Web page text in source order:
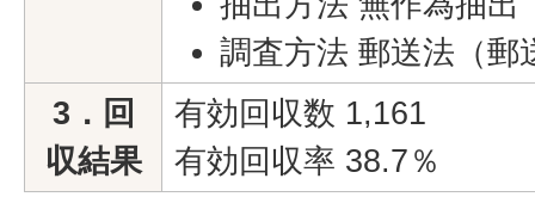
調査方法 郵送法（郵
3．回
収結果
有効回収数 1,161
有効回収率 38.7％